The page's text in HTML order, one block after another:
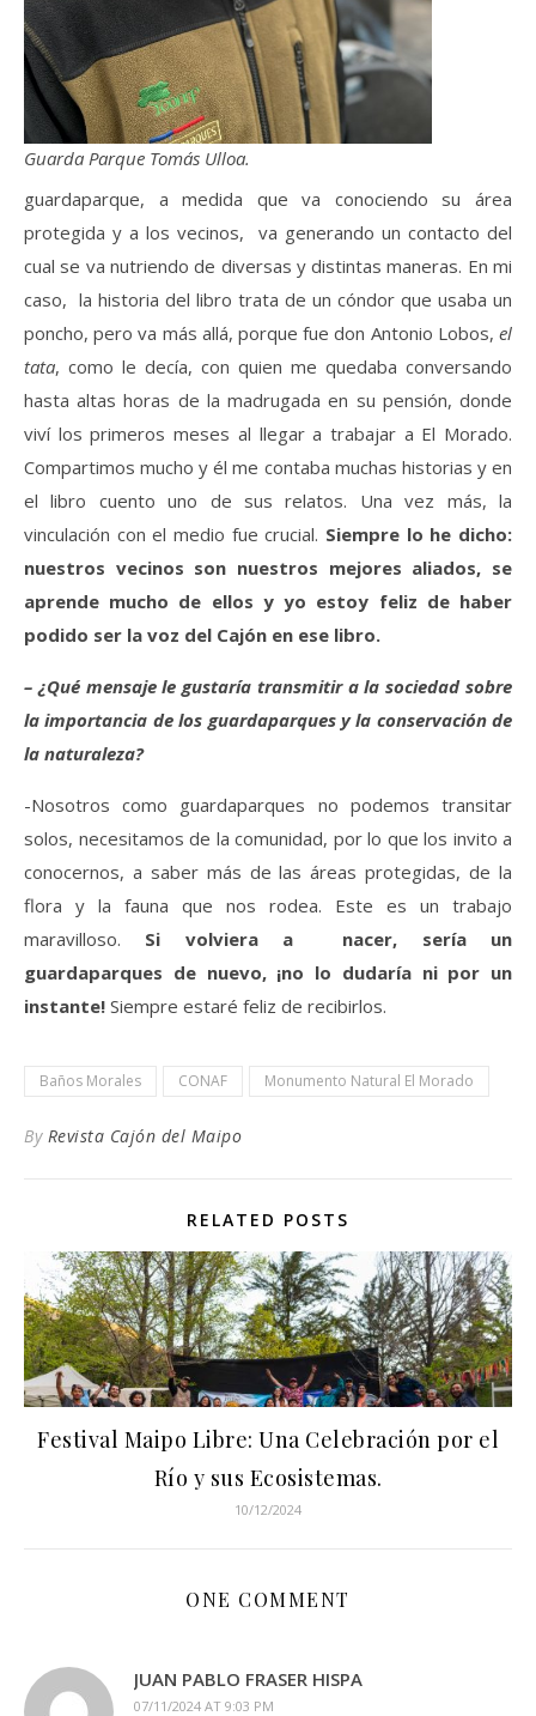
Guarda Parque Tomás Ulloa.
guardaparque, a medida que va conociendo su área
protegida y a los vecinos, va generando un contacto del
cual se va nutriendo de diversas y distintas maneras. En mi
caso, la historia del libro trata de un cóndor que usaba un
poncho, pero va más allá, porque fue don Antonio Lobos, el
tata, como le decía, con quien me quedaba conversando
hasta altas horas de la madrugada en su pensión, donde
viví los primeros meses al llegar a trabajar a El Morado.
Compartimos mucho y él me contaba muchas historias y en
el libro cuento uno de sus relatos. Una vez más, la
vinculación con el medio fue crucial. Siempre lo he dicho:
nuestros vecinos son nuestros mejores aliados, se
aprende mucho de ellos y yo estoy feliz de haber
podido ser la voz del Cajón en ese libro.
– ¿Qué mensaje le gustaría transmitir a la sociedad sobre
la importancia de los guardaparques y la conservación de
la naturaleza?
-Nosotros como guardaparques no podemos transitar
solos, necesitamos de la comunidad, por lo que los invito a
conocernos, a saber más de las áreas protegidas, de la
flora y la fauna que nos rodea. Este es un trabajo
maravilloso. Si volviera a nacer, sería un
guardaparques de nuevo, ¡no lo dudaría ni por un
instante! Siempre estaré feliz de recibirlos.
Baños Morales CONAF Monumento Natural El Morado
By Revista Cajón del Maipo
RELATED POSTS
Festival Maipo Libre: Una Celebración por el
Río y sus Ecosistemas.
10/12/2024
ONE COMMENT
JUAN PABLO FRASER HISPA
07/11/2024 AT 9:03 PM